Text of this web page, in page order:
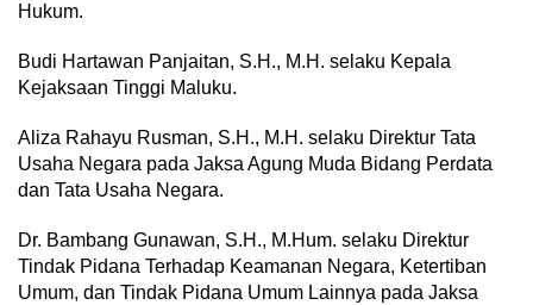
Hukum.
Budi Hartawan Panjaitan, S.H., M.H. selaku Kepala
Kejaksaan Tinggi Maluku.
Aliza Rahayu Rusman, S.H., M.H. selaku Direktur Tata
Usaha Negara pada Jaksa Agung Muda Bidang Perdata
dan Tata Usaha Negara.
Dr. Bambang Gunawan, S.H., M.Hum. selaku Direktur
Tindak Pidana Terhadap Keamanan Negara, Ketertiban
Umum, dan Tindak Pidana Umum Lainnya pada Jaksa